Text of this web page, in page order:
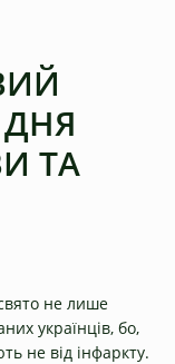
ТА
не лише
українців, бо,
не від інфаркту.